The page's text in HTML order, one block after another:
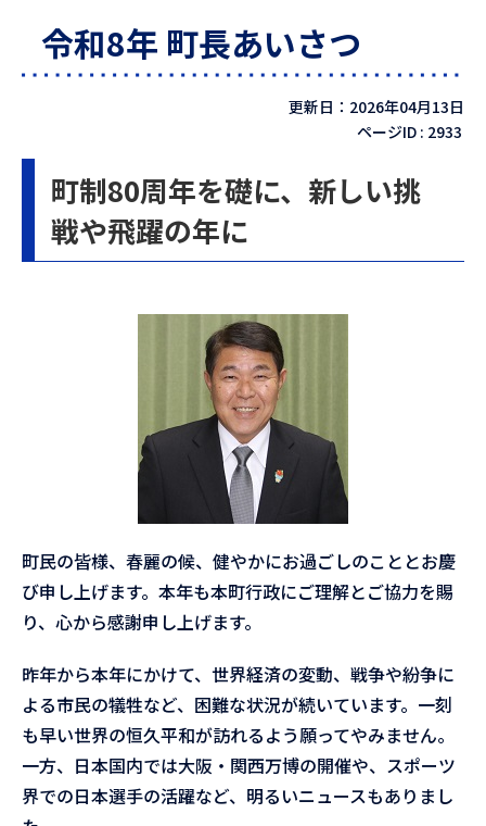
令和8年 町長あいさつ
更新日：2026年04月13日
ページID : 2933
町制80周年を礎に、新しい挑
戦や飛躍の年に
町民の皆様、春麗の候、健やかにお過ごしのこととお慶
び申し上げます。本年も本町行政にご理解とご協力を賜
り、心から感謝申し上げます。
昨年から本年にかけて、世界経済の変動、戦争や紛争に
よる市民の犠牲など、困難な状況が続いています。一刻
も早い世界の恒久平和が訪れるよう願ってやみません。
一方、日本国内では大阪・関西万博の開催や、スポーツ
界での日本選手の活躍など、明るいニュースもありまし